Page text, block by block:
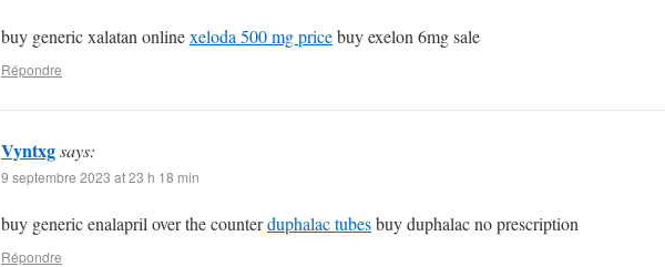
buy generic xalatan onlinexeloda 500 mg pricebuy exelon 6mg sale
Répondre
Vyntxgsays:
9 septembre 2023 at 23 h 18 min
buy generic enalapril over the counterduphalac tubesbuy duphalac no prescription
Répondre